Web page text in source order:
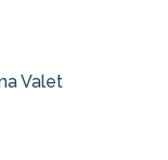
Valet